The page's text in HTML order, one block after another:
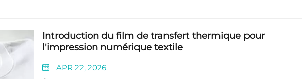
Introduction du film de transfert thermique pour
l'impression numérique textile
APR 22, 2026